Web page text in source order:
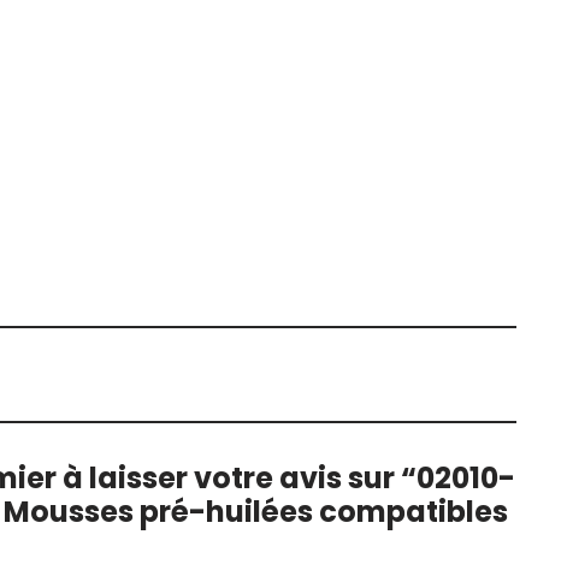
à laisser votre avis sur “02010-
Mousses pré-huilées compatibles